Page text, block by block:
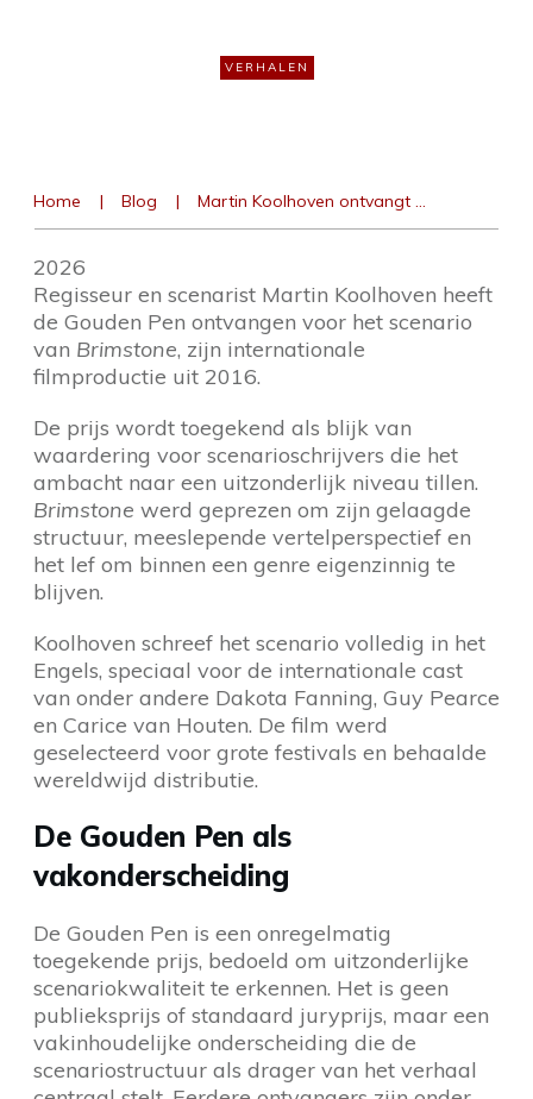
VERHALEN
Home | Blog | Martin Koolhoven ontvangt Gouden Pen voor scenario Brimstone
2026
Regisseur en scenarist Martin Koolhoven heeft
de Gouden Pen ontvangen voor het scenario
van Brimstone, zijn internationale
filmproductie uit 2016.
De prijs wordt toegekend als blijk van
waardering voor scenarioschrijvers die het
ambacht naar een uitzonderlijk niveau tillen.
Brimstone werd geprezen om zijn gelaagde
structuur, meeslepende vertelperspectief en
het lef om binnen een genre eigenzinnig te
blijven.
Koolhoven schreef het scenario volledig in het
Engels, speciaal voor de internationale cast
van onder andere Dakota Fanning, Guy Pearce
en Carice van Houten. De film werd
geselecteerd voor grote festivals en behaalde
wereldwijd distributie.
De Gouden Pen als
vakonderscheiding
De Gouden Pen is een onregelmatig
toegekende prijs, bedoeld om uitzonderlijke
scenariokwaliteit te erkennen. Het is geen
publieksprijs of standaard juryprijs, maar een
vakinhoudelijke onderscheiding die de
scenariostructuur als drager van het verhaal